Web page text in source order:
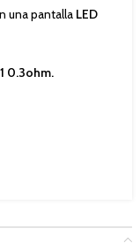
una pantalla LED
0.3ohm.